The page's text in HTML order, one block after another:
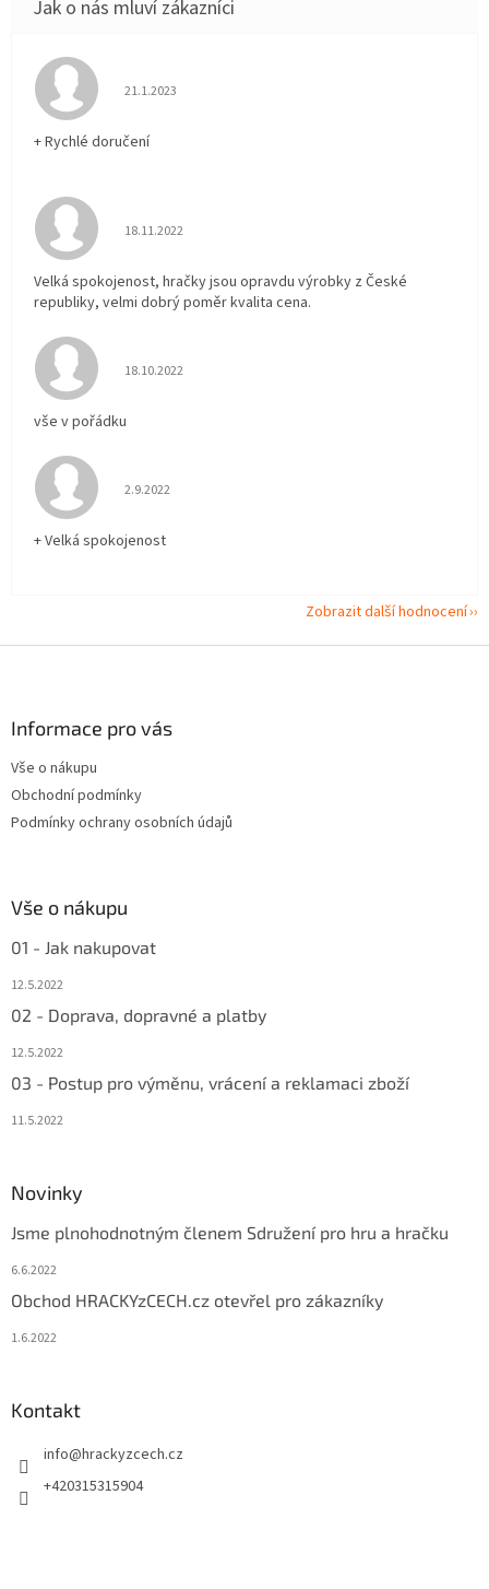
Hodnocení obchodu je 5 z 5 hvězdiček.
21.1.2023
+ Rychlé doručení
Hodnocení obchodu je 5 z 5 hvězdiček.
18.11.2022
Velká spokojenost, hračky jsou opravdu výrobky z České
republiky, velmi dobrý poměr kvalita cena.
Hodnocení obchodu je 5 z 5 hvězdiček.
18.10.2022
vše v pořádku
Hodnocení obchodu je 5 z 5 hvězdiček.
2.9.2022
+ Velká spokojenost
Zobrazit další hodnocení
Informace pro vás
Vše o nákupu
Obchodní podmínky
Podmínky ochrany osobních údajů
Vše o nákupu
01 - Jak nakupovat
12.5.2022
02 - Doprava, dopravné a platby
12.5.2022
03 - Postup pro výměnu, vrácení a reklamaci zboží
11.5.2022
Novinky
Jsme plnohodnotným členem Sdružení pro hru a hračku
6.6.2022
Obchod HRACKYzCECH.cz otevřel pro zákazníky
1.6.2022
Kontakt
info@hrackyzcech.cz
+420315315904